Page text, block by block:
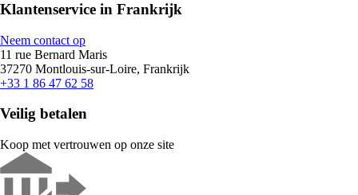
Klantenservice in Frankrijk
Neem contact op
11 rue Bernard Maris
37270 Montlouis-sur-Loire, Frankrijk
+33 1 86 47 62 58
Veilig betalen
Koop met vertrouwen op onze site